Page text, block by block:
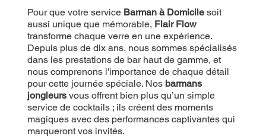
Pour que votre service Barman à Domicilesoit
aussi unique que mémorable, Flair Flow
transforme chaque verre en une expérience.
Depuis plus de dix ans, nous sommes spécialisés
dans les prestations de bar haut de gamme, et
nous comprenons l'importance de chaque détail
pour cette journée spéciale. Nos barmans
jongleursvous offrent bien plus qu’un simple
service de cocktails ; ils créent des moments
magiques avec des performances captivantes qui
marqueront vos invités.